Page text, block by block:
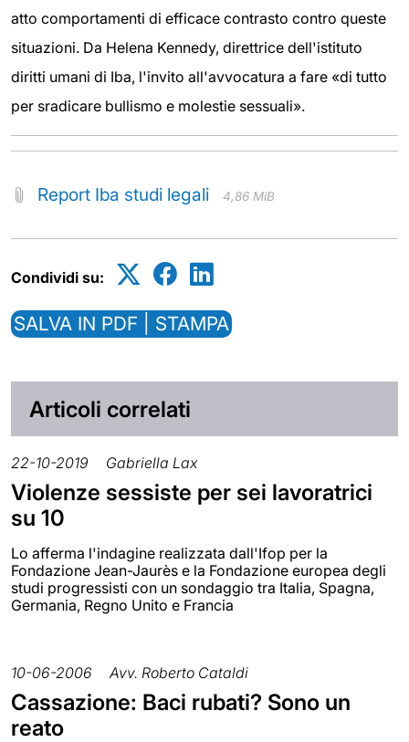
atto comportamenti di efficace contrasto contro queste
situazioni. Da Helena Kennedy, direttrice dell'istituto
diritti umani di Iba, l'invito all'avvocatura a fare «di tutto
per sradicare bullismo e molestie sessuali».
Report Iba studi legali 4,86 MiB
Condividi su:
SALVA IN PDF | STAMPA
Articoli correlati
22-10-2019 Gabriella Lax
Violenze sessiste per sei lavoratrici
su 10
Lo afferma l'indagine realizzata dall'Ifop per la
Fondazione Jean-Jaurès e la Fondazione europea degli
studi progressisti con un sondaggio tra Italia, Spagna,
Germania, Regno Unito e Francia
10-06-2006 Avv. Roberto Cataldi
Cassazione: Baci rubati? Sono un
reato